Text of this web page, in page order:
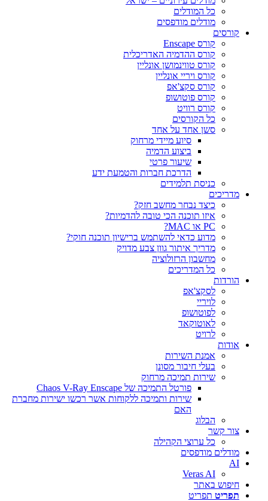
כל המודלים
מודלים מודפסים
קורסים
קורס Enscape
קורס ההדמיה האדריכלית
קורס טווינמושן אונליין
קורס ויריי אונליין
קורס סקצ'אפ
קורס פוטושופ
קורס רוויט
כל הקורסים
סשן אחד על אחד
סיוע מיידי מרחוק
ביצוע הדמיה
שיעור פרטי
הדרכת חברות והטמעת ידע
כניסת תלמידים
מדריכים
כיצד נבחר מחשב חזק?
איזו תוכנה הכי טובה להדמיות?‎‎
PC או MAC?
מדוע כדאי להשתמש ברישיון תוכנה חוקי?
מדריך איתור גוון צבע מדויק
מחשבון הרזולוציה
כל המדריכים
הורדות
לסקצ'אפ
לויריי
לפוטושופ
לאוטוקאד
לרויט
אודות
אמנת השירות
בעלי חיבור מסונן
שירות תמיכה מרחוק
פורטל התמיכה של Chaos V-Ray Enscape
שירות ותמיכה ללקוחות אשר רכשו ישירות מחברת
האם
הבלוג
צור קשר
כל ערוצי הקהילה
מודלים מודפסים
AI
Veras AI
חיפוש באתר
תפריט תפריט